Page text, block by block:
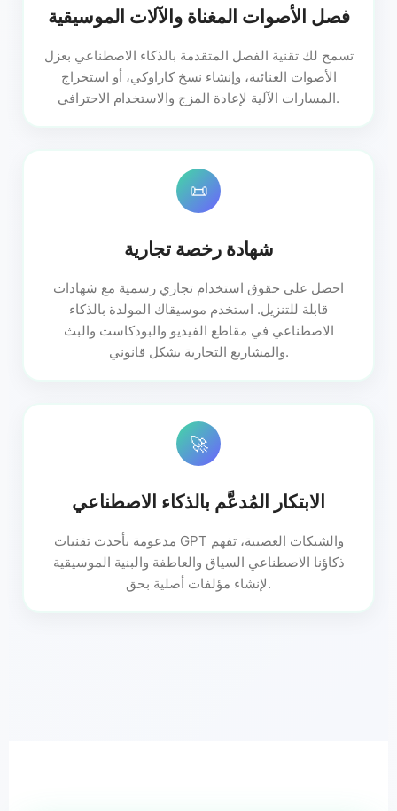
فصل الأصوات المغناة والآلات الموسيقية
تسمح لك تقنية الفصل المتقدمة بالذكاء الاصطناعي بعزل
الأصوات الغنائية، وإنشاء نسخ كاراوكي، أو استخراج
المسارات الآلية لإعادة المزج والاستخدام الاحترافي.
📜
شهادة رخصة تجارية
احصل على حقوق استخدام تجاري رسمية مع شهادات
قابلة للتنزيل. استخدم موسيقاك المولدة بالذكاء
الاصطناعي في مقاطع الفيديو والبودكاست والبث
والمشاريع التجارية بشكل قانوني.
🚀
الابتكار المُدعَّم بالذكاء الاصطناعي
مدعومة بأحدث تقنيات GPT والشبكات العصبية، تفهم
ذكاؤنا الاصطناعي السياق والعاطفة والبنية الموسيقية
لإنشاء مؤلفات أصلية بحق.